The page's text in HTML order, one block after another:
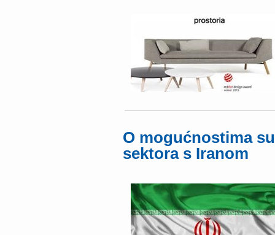
O mogućnostima
sektora s Iranom